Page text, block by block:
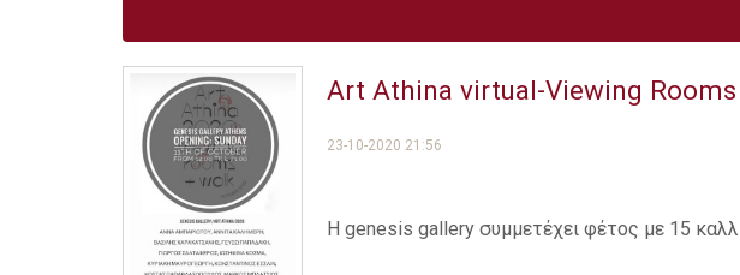
Art Athina virtual-Viewing
23-10-2020 21:56
Η genesis gallery συμμετέχει φέτος με 15